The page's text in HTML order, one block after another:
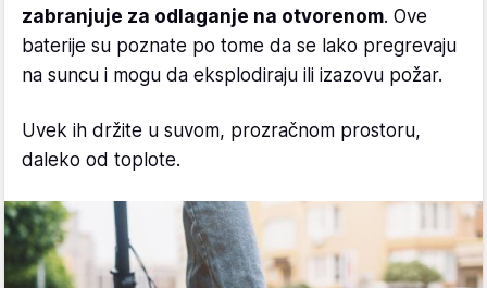
zabranjuje za odlaganje na otvorenom. Ove
baterije su poznate po tome da se lako pregrevaju
na suncu i mogu da eksplodiraju ili izazovu požar.
Uvek ih držite u suvom, prozračnom prostoru,
daleko od toplote.